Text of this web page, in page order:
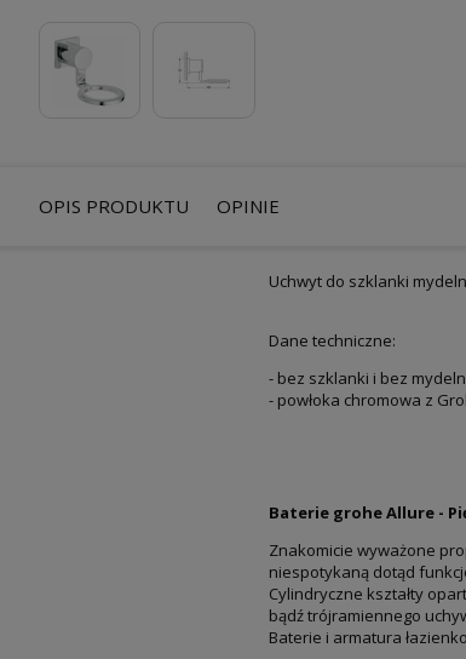
OPIS PRODUKTU OPINIE
Uchwyt do szklanki
Dane techniczne:
- bez szklanki i bez
- powłoka chromowa z
Baterie grohe Allure -
Znakomicie wyważone
niespotykaną dotąd
Cylindryczne kształty
bądź trójramiennego
Baterie i armatura